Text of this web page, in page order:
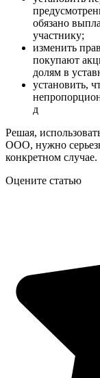
обязано
участнику;
изменить
покупают
долям в
установить,
д
Решая,
ООО, нужно
конкретном случае.
Оцените статью